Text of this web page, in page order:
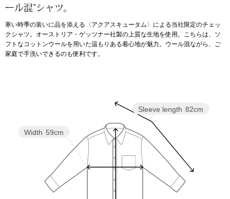
ン雑貨
ボストンバッグ
スーツケース
スリップオン
レースアップ
ール混”シャツ。
寒い時季の装いに品を添える〈アクアスキュータム〉による当社限定のチェッ
クシャツ。オーストリア・ゲッツナー社製の上質な生地を使用。こちらは、ソ
フトなコットンウールを用いた温もりある着心地が魅力。ウール混ながら、ご
家庭で手洗いできるのも便利です。
Sleeve length 82cm
Width 59cm